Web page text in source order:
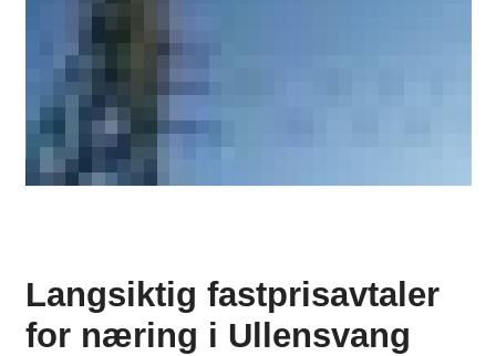
Langsiktig fastprisavtaler
for næring i Ullensvang